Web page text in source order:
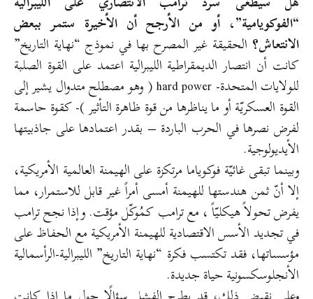
“الفوكويامية”، أو من الأرجح أن الأخيرة ستمر ببعض
الانتعاش؟ الحقيقة غير المصرح بها في نموذج “نهاية التاريخ”
كانت أن انتصار الديمقراطية الليبرالية اعتمد على القوة الصلبة
للولايات المتحدة- hard power ( وهو مصطلح متدوال يشير إلى
القوة العسكريّة أو ما يناظرها من قوة ظاهرة التأثير )- كقوة حاسمة
لفرض نصرها في الحرب الباردة – بقدر اعتمادها على جاذبيتها
الأيديولوجية.
وبينما تبقى غائيّة فوكوياما مرتكزة على الهيمنة العالمية الأمريكية،
إلا أنّ ثمن هندستها للهيمنة أمسى أمراً غير قابل للاستمرار، مما
يفرض تحولاً هيكليّاً ، مع ترامب كمُوكّل مؤقت. وإذا نجح ترامب
في تجديد الأسس الاقتصادية للهيمنة الأمريكية مع الحفاظ على
مؤسساتها، فقد تكتسب فكرة “نهاية التاريخ” الليبرالية-الرأسمالية
الأنجلوسكسونية حياة جديدة.